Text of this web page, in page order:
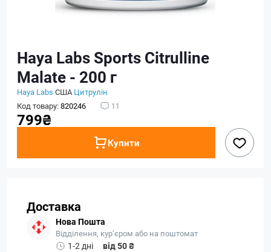
Haya Labs Sports Citrulline
Malate - 200 г
Haya Labs США Цитрулін
Код товару:820246 11
799₴
Купити
Доставка
Нова Пошта
Відділення, кур’єром або на поштомат
1-2 дні
від 50 ₴